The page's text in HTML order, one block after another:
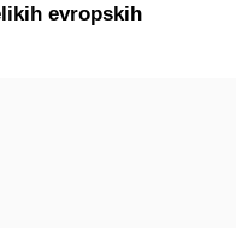
evropskih